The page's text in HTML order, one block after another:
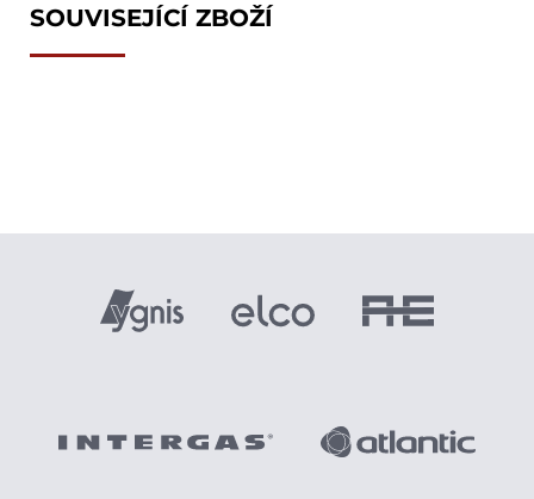
SOUVISEJÍCÍ ZBOŽÍ